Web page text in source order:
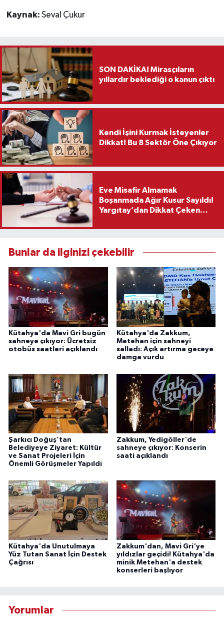
Kaynak: Seval Çukur
SON DAKİKA! Mirasçıların
yıllardır beklediği o kanun çıktı
Kendi İşini Kurmak İsteyenler
Dikkat! Bu 8 Sektör Öne Çıkıyor
Eve Misafir Almamak
Boşanmada Ağır Kusur Sayıldı!
Yargıtay’dan Dikkat Çeken
Bunlar da ilginizi çekebilir
Kütahya'da Mavi Gri bugün
sahneye çıkıyor: Ücretsiz
otobüs saatleri açıklandı
Kütahya'da Zakkum,
Metehan için sahneyi
salladı: Açık artırma geceye
damga vurdu
Şarkıcı Doğuş’tan
Belediyeye Ziyaret: Kültür
ve Sanat Projeleri İçin
Önemli Görüşmeler Yapıldı
Zakkum, Yedigöller'de
sahneye çıkıyor: Konserin
saati açıklandı
Kütahya'da Unutulmaya
Yüz Tutan Sanat İçin Destek
Çağrısı
Zakkum'dan, Mavi Gri'ye
yıldızlar geçidi! Kütahya'da
minik Metehan'a destek
konserleri başlıyor
Yorumlar